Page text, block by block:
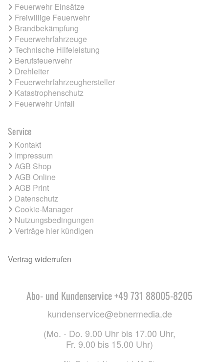
Feuerwehr Einsätze
Freiwillige Feuerwehr
Brandbekämpfung
Feuerwehrfahrzeuge
Technische Hilfeleistung
Berufsfeuerwehr
Drehleiter
Feuerwehrfahrzeughersteller
Katastrophenschutz
Feuerwehr Unfall
Service
Kontakt
Impressum
AGB Shop
AGB Online
AGB Print
Datenschutz
Cookie-Manager
Nutzungsbedingungen
Verträge hier kündigen
Vertrag widerrufen
Abo- und Kundenservice +49 731 88005-8205
kundenservice@ebnermedia.de
(Mo. - Do. 9.00 Uhr bis 17.00 Uhr,
Fr. 9.00 bis 15.00 Uhr)